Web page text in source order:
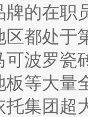
的在职
都处于
波罗瓷
等大量
集团超